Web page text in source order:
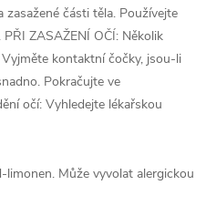
části těla. Používejte
ZASAŽENÍ OČÍ: Několik
kontaktní čočky, jsou-li
Pokračujte ve
očí: Vyhledejte lékařskou
limonen. Může vyvolat alergickou